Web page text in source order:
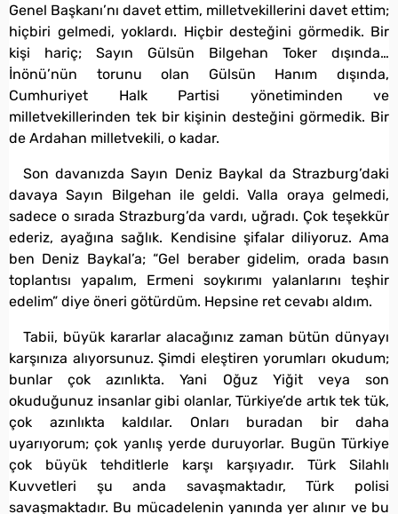
Genel Başkanı’nı davet ettim, milletvekillerini davet ettim;
hiçbiri gelmedi, yoklardı. Hiçbir desteğini görmedik. Bir
kişi hariç; Sayın Gülsün Bilgehan Toker dışında…
İnönü’nün torunu olan Gülsün Hanım dışında,
Cumhuriyet Halk Partisi yönetiminden ve
milletvekillerinden tek bir kişinin desteğini görmedik. Bir
de Ardahan milletvekili, o kadar.
Son davanızda Sayın Deniz Baykal da Strazburg’daki
davaya Sayın Bilgehan ile geldi. Valla oraya gelmedi,
sadece o sırada Strazburg’da vardı, uğradı. Çok teşekkür
ederiz, ayağına sağlık. Kendisine şifalar diliyoruz. Ama
ben Deniz Baykal’a; “Gel beraber gidelim, orada basın
toplantısı yapalım, Ermeni soykırımı yalanlarını teşhir
edelim” diye öneri götürdüm. Hepsine ret cevabı aldım.
Tabii, büyük kararlar alacağınız zaman bütün dünyayı
karşınıza alıyorsunuz. Şimdi eleştiren yorumları okudum;
bunlar çok azınlıkta. Yani Oğuz Yiğit veya son
okuduğunuz insanlar gibi olanlar, Türkiye’de artık tek tük,
çok azınlıkta kaldılar. Onları buradan bir daha
uyarıyorum; çok yanlış yerde duruyorlar. Bugün Türkiye
çok büyük tehditlerle karşı karşıyadır. Türk Silahlı
Kuvvetleri şu anda savaşmaktadır, Türk polisi
savaşmaktadır. Bu mücadelenin yanında yer alınır ve bu